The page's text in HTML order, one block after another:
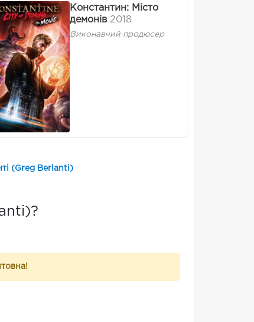
Константин: Місто
демонів 2018
Виконавчий продюсер
(Greg Berlanti)